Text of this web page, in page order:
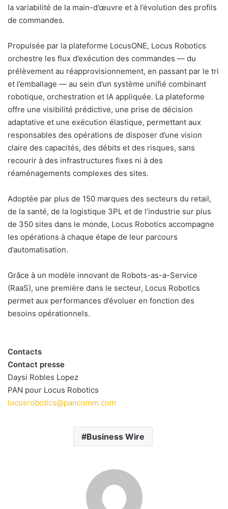
la variabilité de la main-d’œuvre et à l’évolution des profils
de commandes.
Propulsée par la plateforme LocusONE, Locus Robotics
orchestre les flux d’exécution des commandes — du
prélèvement au réapprovisionnement, en passant par le tri
et l’emballage — au sein d’un système unifié combinant
robotique, orchestration et IA appliquée. La plateforme
offre une visibilité prédictive, une prise de décision
adaptative et une exécution élastique, permettant aux
responsables des opérations de disposer d’une vision
claire des capacités, des débits et des risques, sans
recourir à des infrastructures fixes ni à des
réaménagements complexes des sites.
Adoptée par plus de 150 marques des secteurs du retail,
de la santé, de la logistique 3PL et de l’industrie sur plus
de 350 sites dans le monde, Locus Robotics accompagne
les opérations à chaque étape de leur parcours
d’automatisation.
Grâce à un modèle innovant de Robots-as-a-Service
(RaaS), une première dans le secteur, Locus Robotics
permet aux performances d’évoluer en fonction des
besoins opérationnels.
Contacts
Contact presse
Daysi Robles Lopez
PAN pour Locus Robotics
locusrobotics@pancomm.com
Business Wire